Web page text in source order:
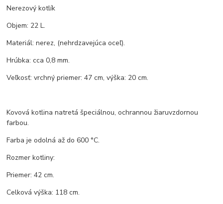
Nerezový kotlík
Objem: 22 L.
Materiál: nerez, (nehrdzavejúca oceľ).
Hrúbka: cca 0,8 mm.
Veľkosť: vrchný priemer: 47 cm, výška: 20 cm.
Kovová kotlina natretá špeciálnou, ochrannou žiaruvzdornou
farbou.
Farba je odolná až do 600 °C.
Rozmer kotliny:
Priemer: 42 cm.
Celková výška: 118 cm.